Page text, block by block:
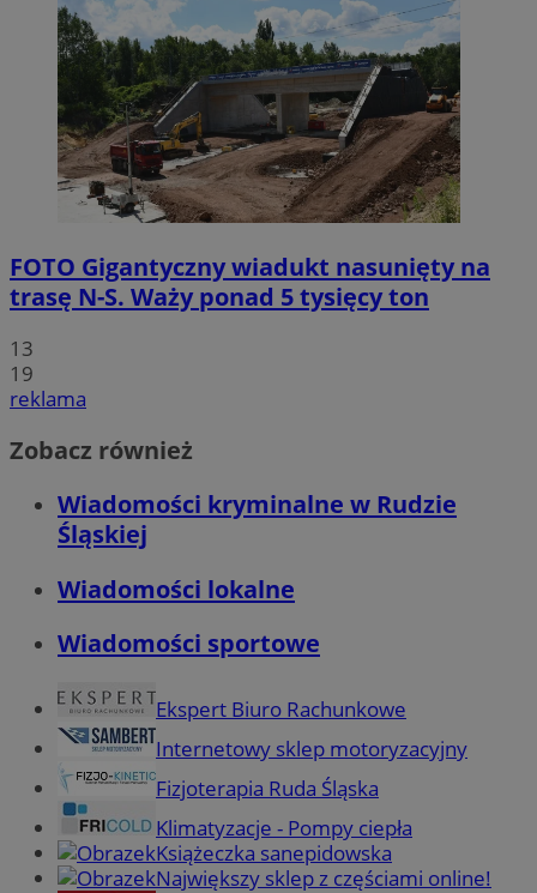
FOTO Gigantyczny wiadukt nasunięty na
trasę N-S. Waży ponad 5 tysięcy ton
13
19
reklama
Zobacz również
Wiadomości kryminalne w Rudzie
Śląskiej
Wiadomości lokalne
Wiadomości sportowe
Ekspert Biuro Rachunkowe
Internetowy sklep motoryzacyjny
Fizjoterapia Ruda Śląska
Klimatyzacje - Pompy ciepła
Książeczka sanepidowska
Największy sklep z częściami online!